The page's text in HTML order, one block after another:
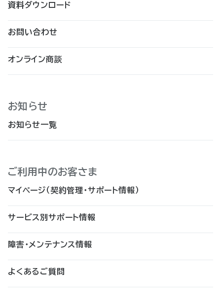
資料ダウンロード
お問い合わせ
オンライン商談
お知らせ
お知らせ一覧
ご利用中のお客さま
マイページ（契約管理・サポート情報）
サービス別サポート情報
障害・メンテナンス情報
よくあるご質問